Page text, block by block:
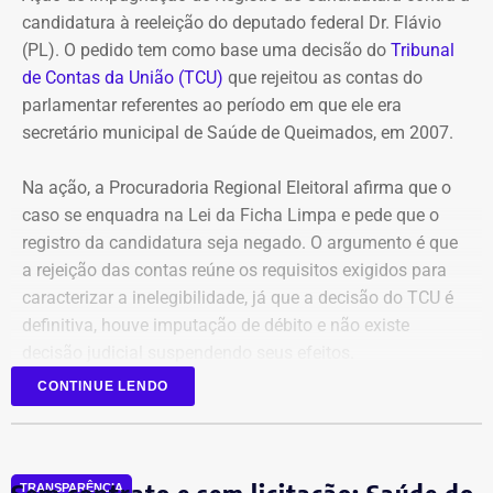
O governo também sustenta que os responsáveis pela
Refit descumpriram o parcelamento especial firmado
para quitar débitos tributários. Conforme a PGE, as
parcelas deixaram de ser pagas por mais de 90 dias,
situação que, segundo a legislação, autoriza o
Outro ponto destacado é que, mesmo após aderir ao
parcelamento, a empresa teria acumulado mais de R$ 1,8
bilhão em novos débitos com o Estado. Segundo a
Procuradoria, esse montante supera em mais do que o
dobro o valor pago durante a vigência do acordo,
regularizar sua situação fiscal.
Na avaliação da PGE, manter a recuperação judicial
empresa, prejudica a arrecadação de impostos, afeta a
candidatura à reeleição do deputado federal Dr. Flávio
(PL). O pedido tem como base uma decisão do Tribunal
de Contas da União (TCU) que rejeitou as contas do
parlamentar referentes ao período em que ele era
secretário municipal de Saúde de Queimados, em 2007.
Na ação, a Procuradoria Regional Eleitoral afirma que o
caso se enquadra na Lei da Ficha Limpa e pede que o
registro da candidatura seja negado. O argumento é que
a rejeição das contas reúne os requisitos exigidos para
caracterizar a inelegibilidade, já que a decisão do TCU é
definitiva, houve imputação de débito e não existe
Atualmente deputado federal, Dr. Flávio também foi
CONTINUE LENDO
TRANSPARÊNCIA